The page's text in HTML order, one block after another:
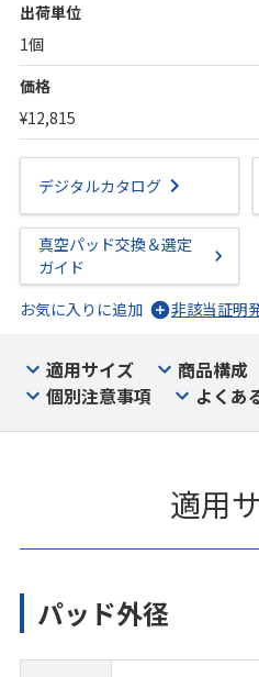
出荷単位
1個
価格
¥12,815
デジタルカタログ
真空パッド交換＆選定
ガイド
お気に入りに追加
非該当証明
適用サイズ 商品構成
個別注意事項
よくあ
適用
パッド外径